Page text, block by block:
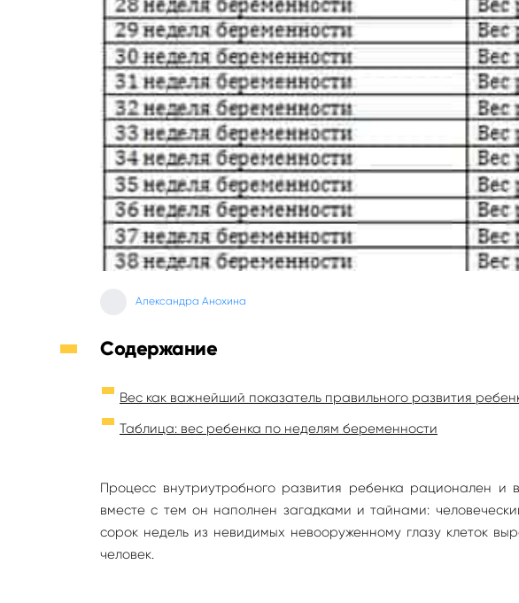
Александра Анохина
Содержание
Вес как важнейший показатель правильного развития
Таблица: вес ребенка по неделям беременности
Процесс внутриутробного развития ребенка рационален
вместе с тем он наполнен загадками и тайнами:
сорок недель из невидимых невооруженному глазу клеток
человек.